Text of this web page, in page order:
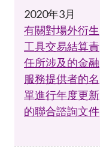
2020年3月
有關對場外衍生
工具交易結算責
任所涉及的金融
服務提供者的名
單進行年度更新
的聯合諮詢文件